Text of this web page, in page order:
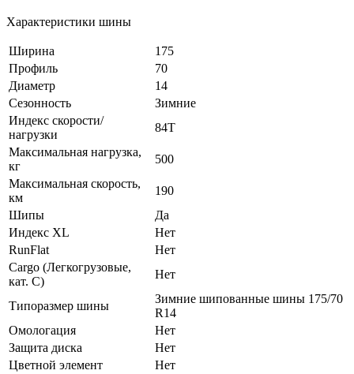
Характеристики шины
Ширина
175
Профиль
70
Диаметр
14
Сезонность
Зимние
Индекс скорости/
нагрузки
84T
Максимальная нагрузка,
кг
500
Максимальная скорость,
км
190
Шипы
Да
Индекс XL
Нет
RunFlat
Нет
Cargo (Легкогрузовые,
кат. С)
Нет
Типоразмер шины
Зимние шипованные шины 175/70
R14
Омологация
Нет
Защита диска
Нет
Цветной элемент
Нет